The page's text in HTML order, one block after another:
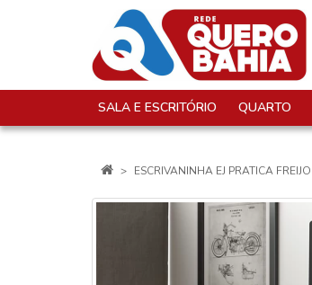
SALA E ESCRITÓRIO QUARTO
ESCRIVANINHA EJ PRATICA FREIJO